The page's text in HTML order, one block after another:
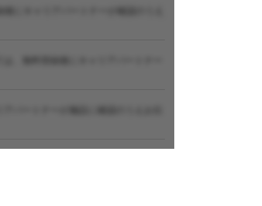
にキャリアパートナーが確認のうえ
、無料登録後にキャリアパートナー
パートナーが施設に確認のうえお伝